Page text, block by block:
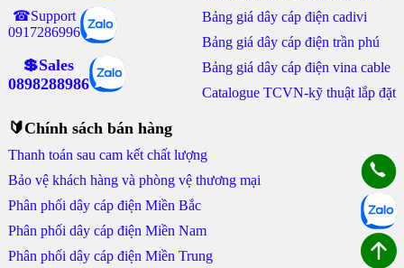
☎Support
0917286996
💲Sales
0898288986
Bảng giá dây cáp điện cadivi
Bảng giá dây cáp điện trần phú
Bảng giá dây cáp điện vina cable
Catalogue TCVN-kỹ thuật lắp đặt
🔰Chính sách bán hàng
Thanh toán sau cam kết chất lượng
Bảo vệ khách hàng và phòng vệ thương mại
Phân phối dây cáp điện Miền Bắc
Phân phối dây cáp điện Miền Nam
Phân phối dây cáp điện Miền Trung